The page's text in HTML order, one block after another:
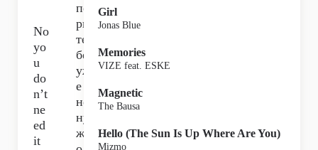
No
yo
u
do
n’t
ne
ed
it
пе
рь
те
бе
уж
е
не
ну
жн
Girl
Jonas Blue
Memories
VIZE feat. ESKE
Magnetic
The Bausa
Hello (The Sun Is Up Where Are You)
Mizmo